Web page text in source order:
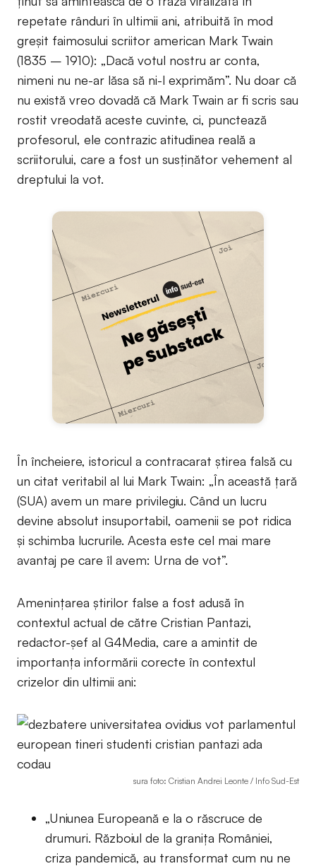
repetate rânduri în ultimii ani, atribuită în mod
greșit faimosului scriitor american Mark Twain
(1835 – 1910): „Dacă votul nostru ar conta,
nimeni nu ne-ar lăsa să ni-l exprimăm”. Nu doar că
nu există vreo dovadă că Mark Twain ar fi scris sau
rostit vreodată aceste cuvinte, ci, punctează
profesorul, ele contrazic atitudinea reală a
scriitorului, care a fost un susținător vehement al
dreptului la vot.
În încheiere, istoricul a contracarat știrea falsă cu
un citat veritabil al lui Mark Twain: „În această țară
(SUA) avem un mare privilegiu. Când un lucru
devine absolut insuportabil, oamenii se pot ridica
și schimba lucrurile. Acesta este cel mai mare
avantaj pe care îl avem: Urna de vot”.
Amenințarea știrilor false a fost adusă în
contextul actual de către Cristian Pantazi,
redactor-șef al G4Media, care a amintit de
importanța informării corecte în contextul
crizelor din ultimii ani:
sura foto: Cristian Andrei Leonte / Info Sud-Est
„Uniunea Europeană e la o răscruce de
drumuri. Războiul de la granița României,
criza pandemică, au transformat cum nu ne